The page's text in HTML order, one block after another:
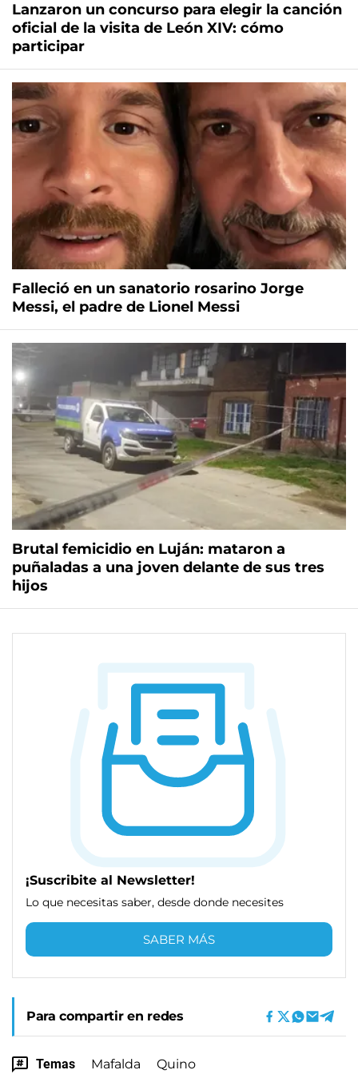
Lanzaron un concurso para elegir la canción
oficial de la visita de León XIV: cómo
participar
Falleció en un sanatorio rosarino Jorge
Messi, el padre de Lionel Messi
Brutal femicidio en Luján: mataron a
puñaladas a una joven delante de sus tres
hijos
¡Suscribite al Newsletter!
Lo que necesitas saber, desde donde necesites
SABER MÁS
Para compartir en redes
Temas Mafalda Quino